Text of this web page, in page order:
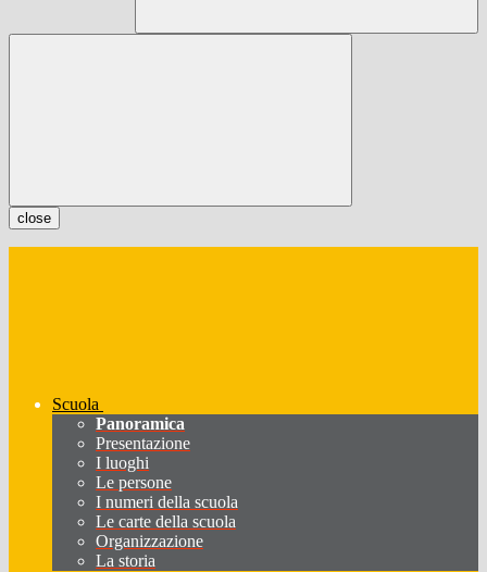
close
Scuola
Panoramica
Presentazione
I luoghi
Le persone
I numeri della scuola
Le carte della scuola
Organizzazione
La storia